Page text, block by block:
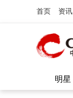
首页 资讯
明星